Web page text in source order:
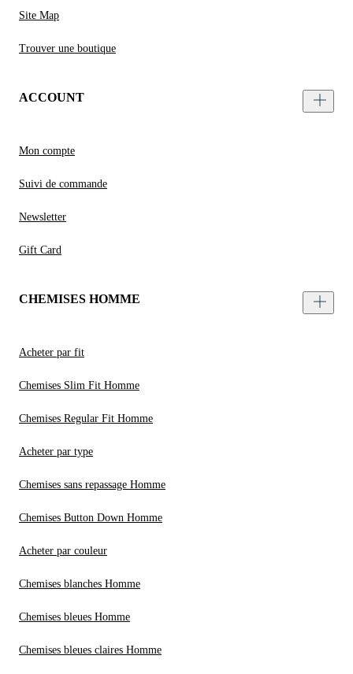
Site Map
Trouver une boutique
ACCOUNT
Mon compte
Suivi de commande
Newsletter
Gift Card
CHEMISES HOMME
Acheter par fit
Chemises Slim Fit Homme
Chemises Regular Fit Homme
Acheter par type
Chemises sans repassage Homme
Chemises Button Down Homme
Acheter par couleur
Chemises blanches Homme
Chemises bleues Homme
Chemises bleues claires Homme